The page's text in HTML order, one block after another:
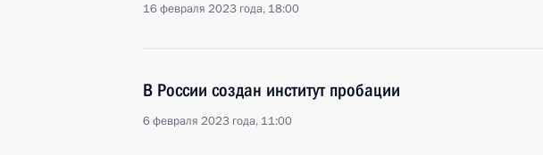
16 февраля 2023 года, 18:00
В России создан институт пробации
6 февраля 2023 года, 11:00